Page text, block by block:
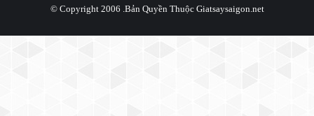
© Copyright 2006 .Bản Quyền Thuộc Giatsaysaigon.net